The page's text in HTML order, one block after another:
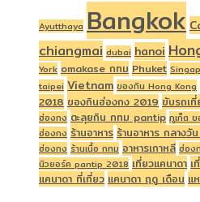
Ayutthaya Bangkok
chiangmai dubai hanoi
York omakase กทม Phuket
taipei Vietnam ของกิน Hong Kong
2018 ของกินฮ่องกง 2019 ขับรถเที่
ฮ่องกง ตะลุยกิน กทม pantip ภูเก็ต
ฮ่องกง ร้านอาหาร ร้านอาหาร กลางวั
ฮ่องกง ร้านเนื้อ กทม อาหารเกาหลี ฮ่อง
นิวยอร์ค pantip 2018 เที่ยวแคนาดา เ
แคนาดา ที่เที่ยว แคนาดา ฤดู เดือน แ